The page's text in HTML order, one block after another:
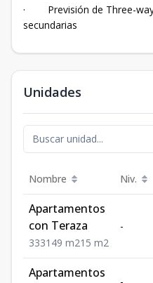
· Previsión de Three-
secundarias
Unidades
Nombre Niv.
Apartamentos
con Teraza
333149 m215 m2
-
Apartamentos